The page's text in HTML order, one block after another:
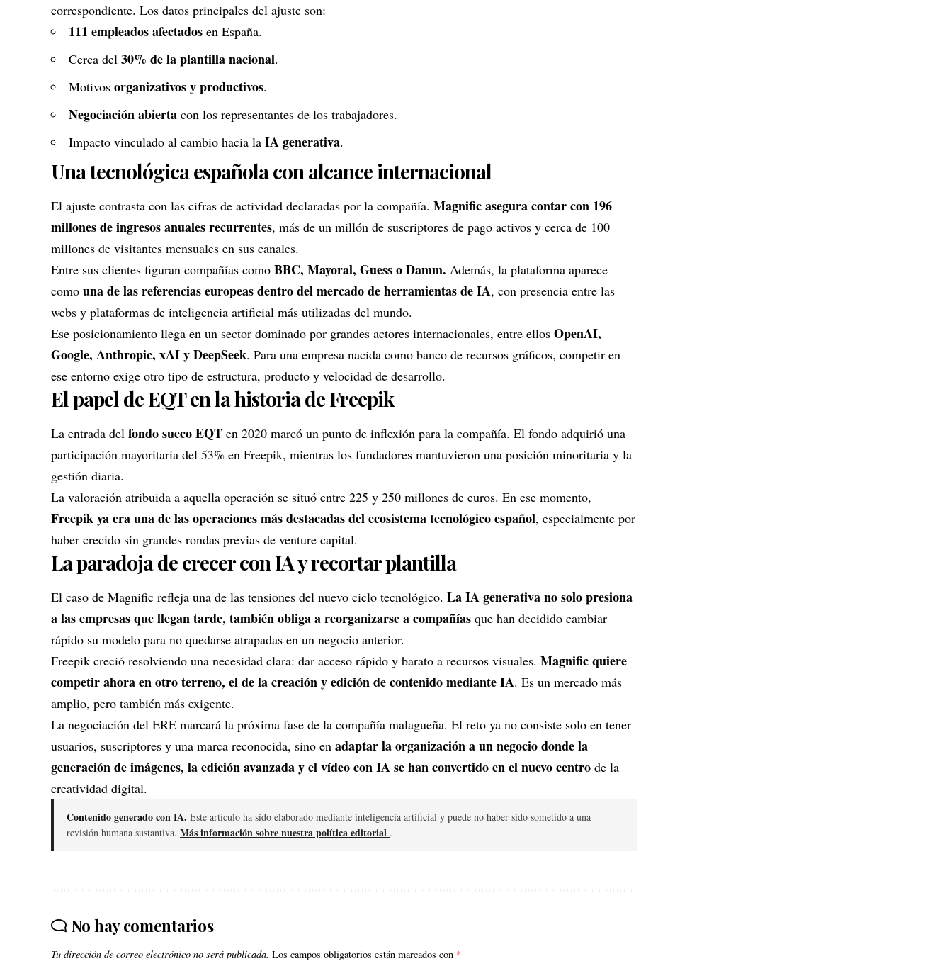
correspondiente. Los datos principales del ajuste son:
111 empleados afectados en España.
Cerca del 30% de la plantilla nacional.
Motivos organizativos y productivos.
Negociación abierta con los representantes de los trabajadores.
Impacto vinculado al cambio hacia la IA generativa.
Una tecnológica española con alcance internacional
El ajuste contrasta con las cifras de actividad declaradas por la compañía. Magnific asegura contar con 196
millones de ingresos anuales recurrentes, más de un millón de suscriptores de pago activos y cerca de 100
millones de visitantes mensuales en sus canales.
Entre sus clientes figuran compañías como BBC, Mayoral, Guess o Damm. Además, la plataforma aparece
como una de las referencias europeas dentro del mercado de herramientas de IA, con presencia entre las
webs y plataformas de inteligencia artificial más utilizadas del mundo.
Ese posicionamiento llega en un sector dominado por grandes actores internacionales, entre ellos OpenAI,
Google, Anthropic, xAI y DeepSeek. Para una empresa nacida como banco de recursos gráficos, competir en
ese entorno exige otro tipo de estructura, producto y velocidad de desarrollo.
El papel de EQT en la historia de Freepik
La entrada del fondo sueco EQT en 2020 marcó un punto de inflexión para la compañía. El fondo adquirió una
participación mayoritaria del 53% en Freepik, mientras los fundadores mantuvieron una posición minoritaria y la
gestión diaria.
La valoración atribuida a aquella operación se situó entre 225 y 250 millones de euros. En ese momento,
Freepik ya era una de las operaciones más destacadas del ecosistema tecnológico español, especialmente por
haber crecido sin grandes rondas previas de venture capital.
La paradoja de crecer con IA y recortar plantilla
El caso de Magnific refleja una de las tensiones del nuevo ciclo tecnológico. La IA generativa no solo presiona
a las empresas que llegan tarde, también obliga a reorganizarse a compañías que han decidido cambiar
rápido su modelo para no quedarse atrapadas en un negocio anterior.
Freepik creció resolviendo una necesidad clara: dar acceso rápido y barato a recursos visuales. Magnific quiere
competir ahora en otro terreno, el de la creación y edición de contenido mediante IA. Es un mercado más
amplio, pero también más exigente.
La negociación del ERE marcará la próxima fase de la compañía malagueña. El reto ya no consiste solo en tener
usuarios, suscriptores y una marca reconocida, sino en adaptar la organización a un negocio donde la
generación de imágenes, la edición avanzada y el vídeo con IA se han convertido en el nuevo centro de la
creatividad digital.
Contenido generado con IA. Este artículo ha sido elaborado mediante inteligencia artificial y puede no haber sido sometido a una
revisión humana sustantiva. Más información sobre nuestra política editorial .
No hay comentarios
Tu dirección de correo electrónico no será publicada. Los campos obligatorios están marcados con *